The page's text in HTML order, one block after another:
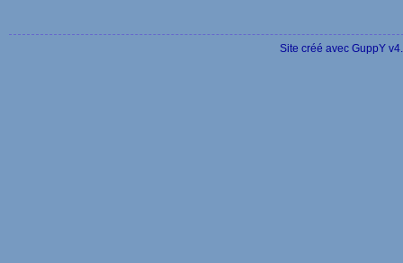
Site créé avec GuppY